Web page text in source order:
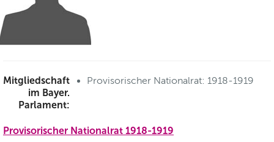
Mitgliedschaft
im Bayer.
Parlament:
Provisorischer Nationalrat: 1918-1919
Provisorischer Nationalrat 1918-1919